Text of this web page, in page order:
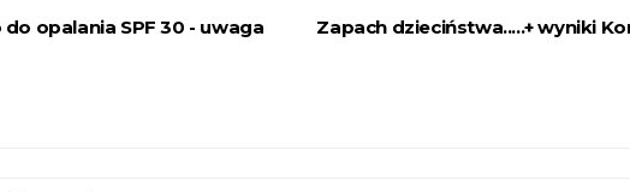
Zapach dzieciństwa.....+ wyniki
opalania SPF 30 - uwaga